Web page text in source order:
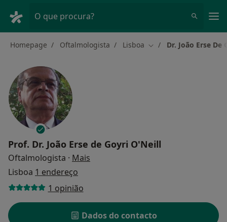
O que procura?
Homepage Oftalmologista Lisboa Mudar de cidade
Dr. João Erse De
Prof. Dr. João Erse de Goyri O'Neill
Oftalmologista · Mais
Lisboa 1 endereço
1 opinião
Dados do contacto